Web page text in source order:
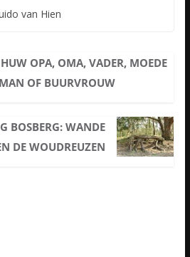
van Hien
OPA, OMA, VADER, MOEDE
OF BUURVROUW
BOSBERG: WANDE
DE WOUDREUZEN